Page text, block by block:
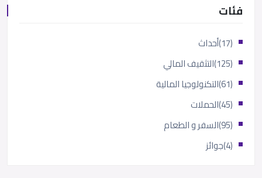
فئات
أحداث
(17)
التثقيف المالي
(125)
التكنولوجيا المالية
(61)
الحملات
(45)
السفر و الطعام
(95)
جوائز (4)